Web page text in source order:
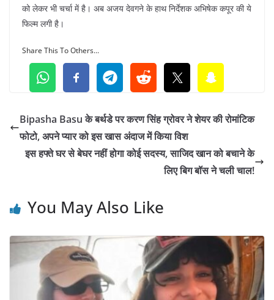
को लेकर भी चर्चा में है। अब अजय देवगने के हाथ निर्देशक अभिषेक कपूर की ये
फिल्म लगी है।
Share This To Others...
Bipasha Basu के बर्थडे पर करण सिंह ग्रोवर ने शेयर की रोमांटिक
फोटो, अपने प्यार को इस खास अंदाज में किया विश
इस हफ्ते घर से बेघर नहीं होगा कोई सदस्य, साजिद खान को बचाने के
लिए बिग बॉस ने चली चाल!
You May Also Like